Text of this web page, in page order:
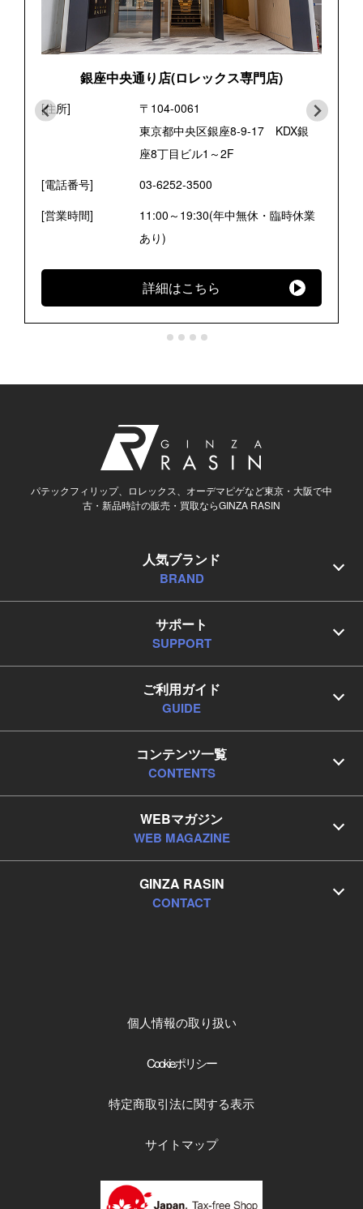
銀座中央通り店(ロレックス専門店)
[住所]
〒104-0061
東京都中央区銀座8-9-17 KDX銀
座8丁目ビル1～2F
[電話番号]
03-6252-3500
[営業時間]
11:00～19:30(年中無休・臨時休業
あり)
詳細はこちら
パテックフィリップ、ロレックス、オーデマピゲなど東京・大阪で中
古・新品時計の販売・買取ならGINZA RASIN
人気ブランド
BRAND
サポート
SUPPORT
ご利用ガイド
GUIDE
コンテンツ一覧
CONTENTS
WEBマガジン
WEB MAGAZINE
GINZA RASIN
CONTACT
個人情報の取り扱い
Cookieポリシー
特定商取引法に関する表示
サイトマップ